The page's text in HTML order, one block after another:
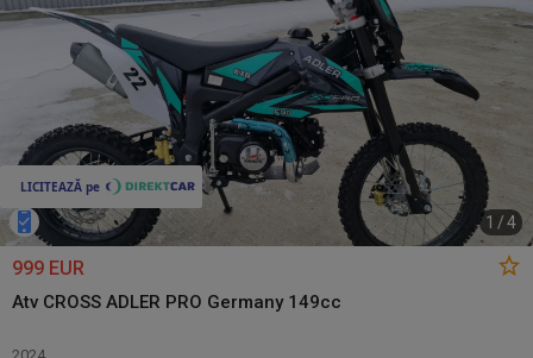
1 /4
999 EUR
Atv CROSS ADLER PRO Germany 149cc